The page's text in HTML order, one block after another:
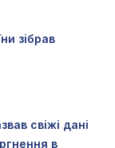
зібрав
свіжі дані
в